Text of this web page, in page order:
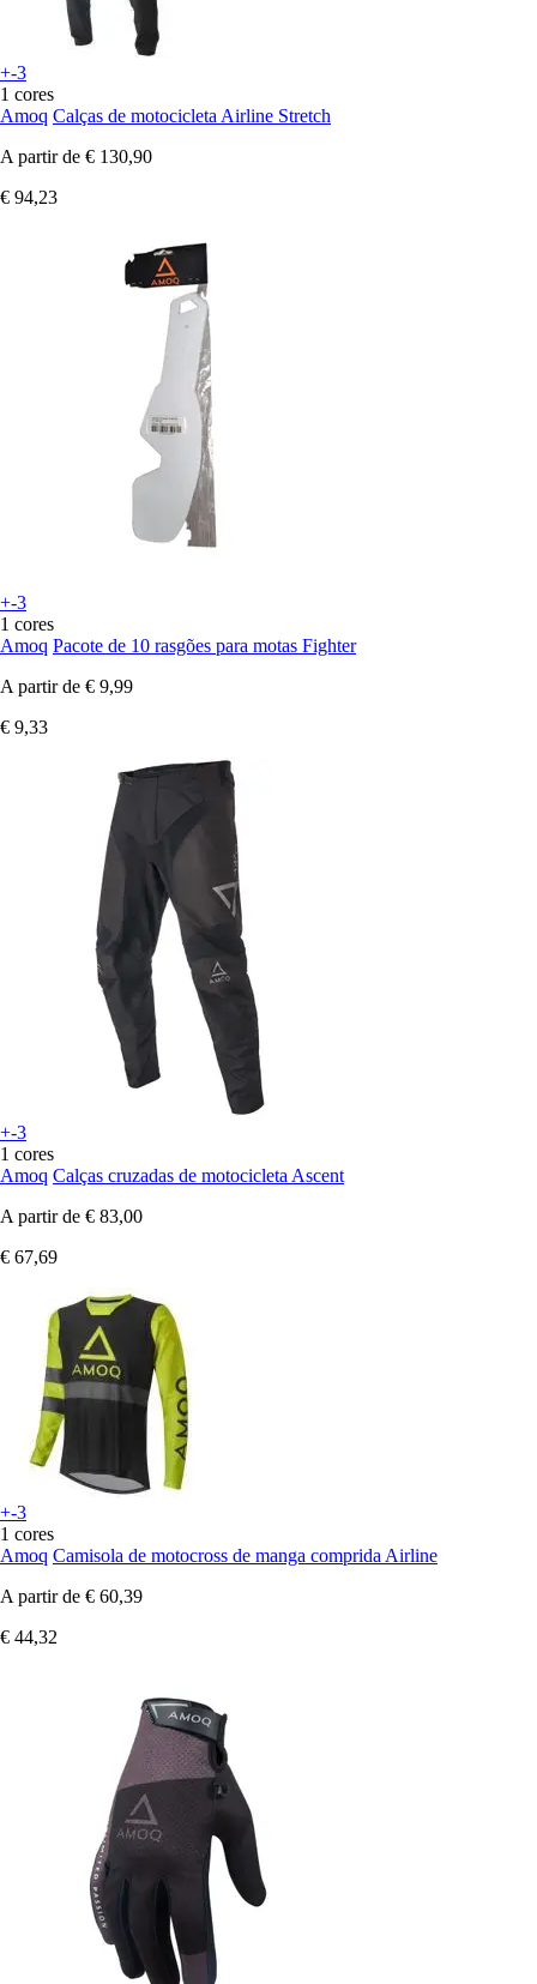
+-3
1 cores
Amoq Calças de motocicleta Airline Stretch
A partir de € 130,90
€ 94,23
+-3
1 cores
Amoq Pacote de 10 rasgões para motas Fighter
A partir de € 9,99
€ 9,33
+-3
1 cores
Amoq Calças cruzadas de motocicleta Ascent
A partir de € 83,00
€ 67,69
+-3
1 cores
Amoq Camisola de motocross de manga comprida Airline
A partir de € 60,39
€ 44,32